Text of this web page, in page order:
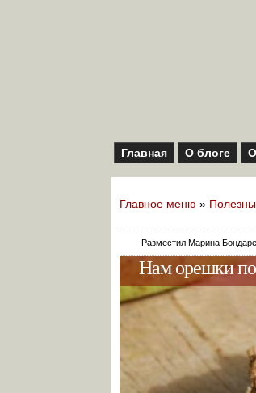
Главная О блоге
Главное меню »
Разместил Марина
Нам орешки по